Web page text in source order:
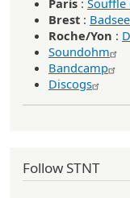
Brest :
Roche/Yon :
Soundohm
Bandcamp
Discogs
Follow STNT